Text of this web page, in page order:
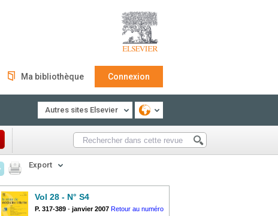
Ma bibliothèque Connexion
Autres sites Elsevier
Export
Vol 28 - N° S4
P. 317-389 - janvier 2007 Retour au numéro